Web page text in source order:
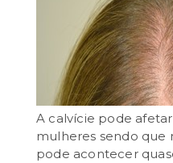
A calvície pode
mulheres sendo que
pode acontecer